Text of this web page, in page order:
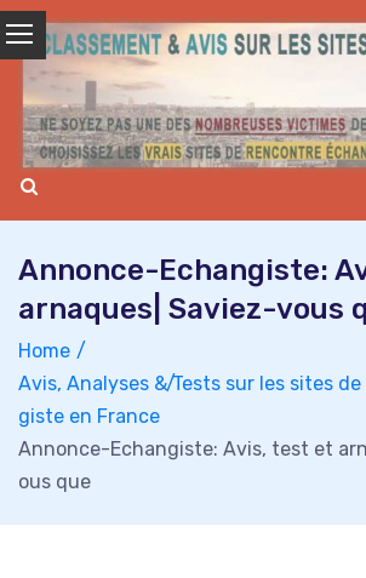
Skip
to
content
Annonce-Echangiste:
arnaques| Saviez-vous
Home
Avis, Analyses & Tests sur les sites
giste en France
Annonce-Echangiste: Avis, test et
ous que